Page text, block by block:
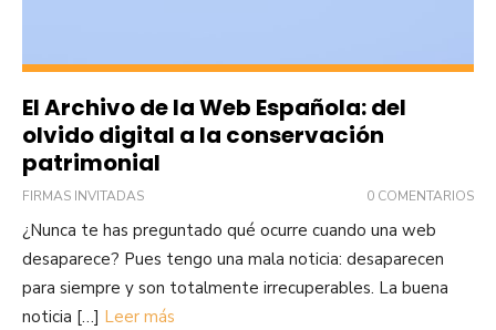
El Archivo de la Web Española: del
olvido digital a la conservación
patrimonial
FIRMAS INVITADAS 0 COMENTARIOS
¿Nunca te has preguntado qué ocurre cuando una web
desaparece? Pues tengo una mala noticia: desaparecen
para siempre y son totalmente irrecuperables. La buena
noticia […] Leer más